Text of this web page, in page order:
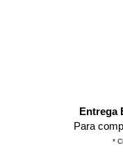
Entrega
Para
*